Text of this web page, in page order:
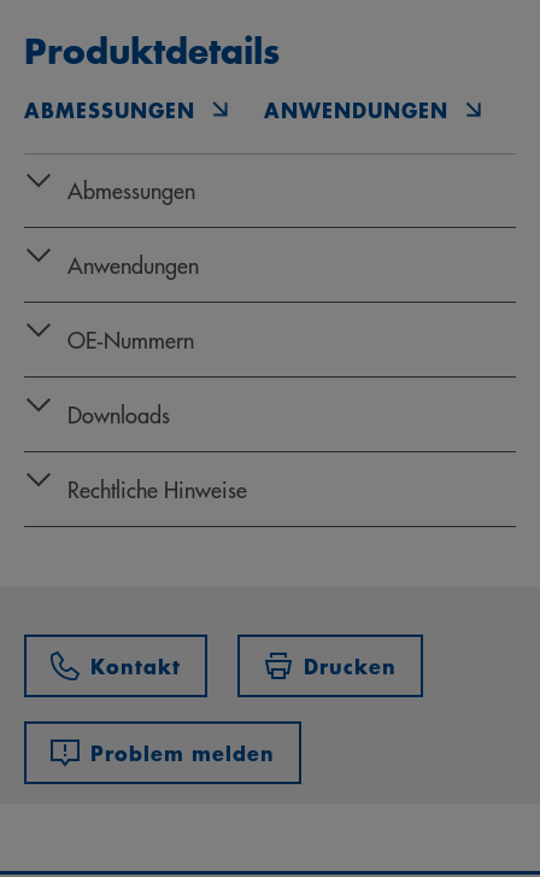
Produktdetails
ABMESSUNGEN ANWENDUNGEN
Abmessungen
Anwendungen
OE‑Nummern
Downloads
Rechtliche Hinweise
Kontakt Drucken
Problem melden